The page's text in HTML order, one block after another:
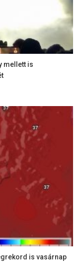
mellett is
is vasárnap